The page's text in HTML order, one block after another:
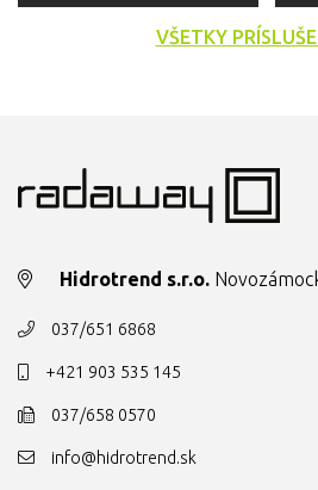
VŠETKY
Hidrotrend s.r.o.
037/651 6868
+421 903 535 145
037/658 0570
info@hidrotrend.sk